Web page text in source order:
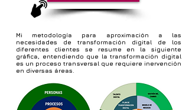
Mi metodología para aproximación a las
necesidades de transformación digital de los
diferentes clientes se resume en la siguiente
gráfica, entendiendo que la transformación digital
es un proceso transversal que requiere inervención
en diversas áreas.